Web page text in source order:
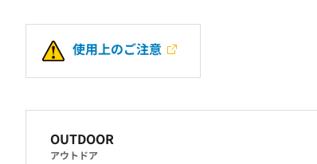
使用上のご注意
OUTDOOR
アウトドア